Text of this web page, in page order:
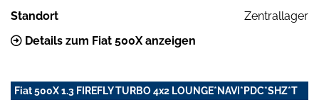
Standort
Zentrallager
Details zum Fiat 500X anzeigen
Fiat 500X 1.3 FIREFLY TURBO 4x2 LOUNGE*NAVI*PDC*SHZ*T